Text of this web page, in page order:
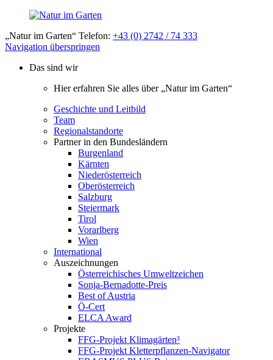
„Natur im Garten“ Telefon: +43 (0) 2742 / 74 333
Navigation überspringen
Das sind wir
Hier erfahren Sie alles über „Natur im Garten“
Geschichte und Leitbild
Team
Regionalstandorte
Partner in den Bundesländern
Burgenland
Kärnten
Niederösterreich
Oberösterreich
Salzburg
Steiermark
Tirol
Vorarlberg
Wien
International
Auszeichnungen
Österreichisches Umweltzeichen
Sonja-Bernadotte-Preis
Best of Austria
Ö-Cert
ELCA Award
Projekte
FFG-Projekt Klimagärten³
FFG-Projekt Kletterpflanzen-Navigator